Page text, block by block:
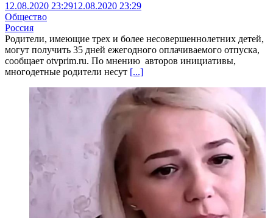
12.08.2020 23:2912.08.2020 23:29
Общество
Россия
Родители, имеющие трех и более несовершеннолетних детей,
могут получить 35 дней ежегодного оплачиваемого отпуска,
сообщает otvprim.ru. По мнению авторов инициативы,
многодетные родители несут [...]